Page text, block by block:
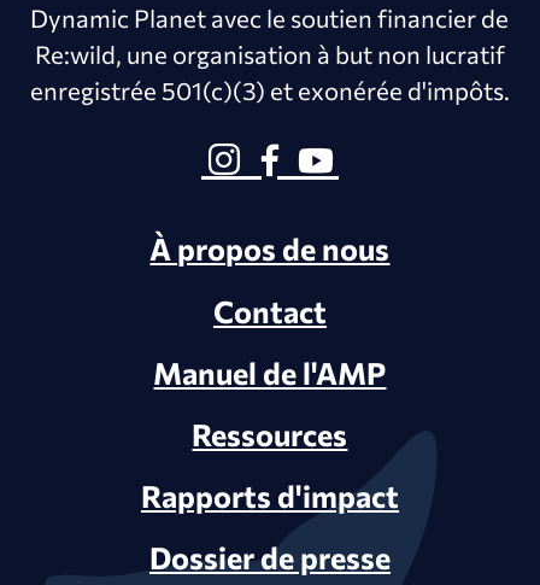
Dynamic Planet avec le soutien financier de
Re:wild, une organisation à but non lucratif
enregistrée 501(c)(3) et exonérée d'impôts.
À propos de nous
Contact
Manuel de l'AMP
Ressources
Rapports d'impact
Dossier de presse